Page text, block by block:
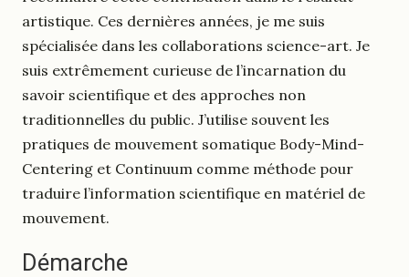
artistique. Ces dernières années, je me suis
spécialisée dans les collaborations science-art. Je
suis extrêmement curieuse de l’incarnation du
savoir scientifique et des approches non
traditionnelles du public. J’utilise souvent les
pratiques de mouvement somatique Body-Mind-
Centering et Continuum comme méthode pour
traduire l’information scientifique en matériel de
mouvement.
Démarche